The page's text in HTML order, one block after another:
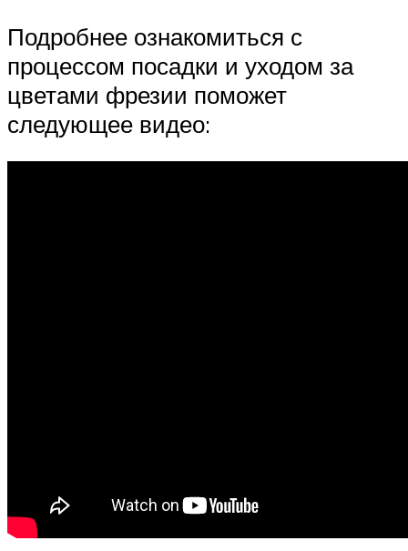
Подробнее ознакомиться с
процессом посадки и уходом за
цветами фрезии поможет
следующее видео: